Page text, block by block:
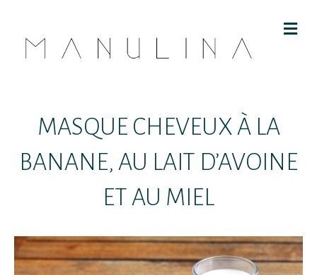
M
MASQUE CHEVEUX À LA
BANANE, AU LAIT D’AVOINE
ET AU MIEL